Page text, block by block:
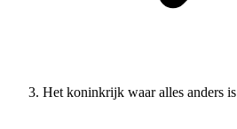
Het koninkrijk waar alles anders is